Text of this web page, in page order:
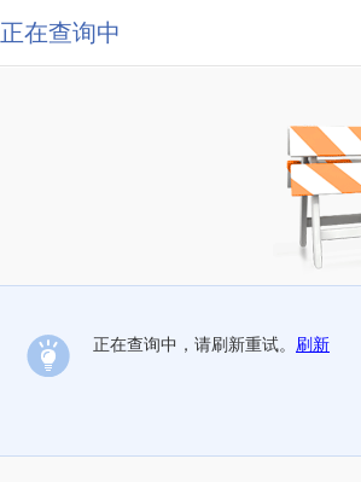
正在查询中
正在查询中，请刷新重试。 刷新